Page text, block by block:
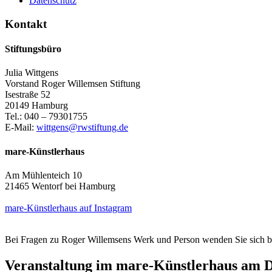
Kontakt
Stiftungsbüro
Julia Wittgens
Vorstand Roger Willemsen Stiftung
Isestraße 52
20149 Hamburg
Tel.: 040 – 79301755
E-Mail: wittgens@rwstiftung.de
mare-Künstlerhaus
Am Mühlenteich 10
21465 Wentorf bei Hamburg
mare-Künstlerhaus auf Instagram
Bei Fragen zu Roger Willemsens Werk und Person wenden Sie sich
Veranstaltung im mare-Künstlerhaus am